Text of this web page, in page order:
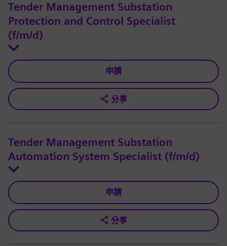
Tender Management Substation
Protection and Control Specialist
(f/m/d)
申請
分享
Tender Management Substation
Automation System Specialist (f/m/d)
申請
分享